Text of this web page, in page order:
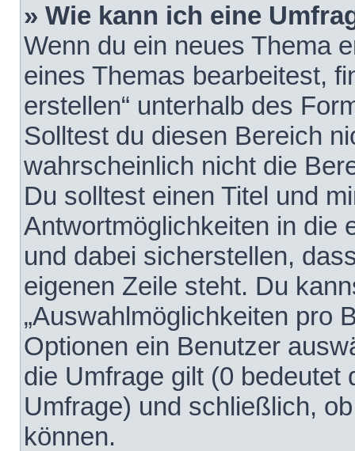
» Wie kann ich eine
Wenn du ein neues Thema
eines Themas bearbeitest,
erstellen“ unterhalb des
Solltest du diesen Bereich
wahrscheinlich nicht die
Du solltest einen Titel und
Antwortmöglichkeiten in die
und dabei sicherstellen,
eigenen Zeile steht. Du
„Auswahlmöglichkeiten pro
Optionen ein Benutzer
die Umfrage gilt (0 bedeutet
Umfrage) und schließlich,
können.